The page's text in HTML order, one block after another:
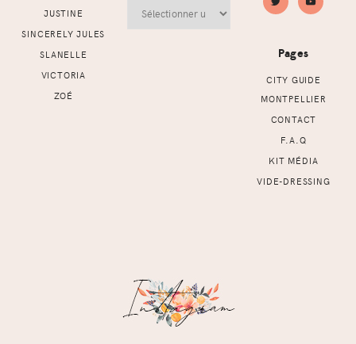
JUSTINE
SINCERELY JULES
SLANELLE
VICTORIA
ZOÉ
Pages
CITY GUIDE
MONTPELLIER
CONTACT
F.A.Q
KIT MÉDIA
VIDE-DRESSING